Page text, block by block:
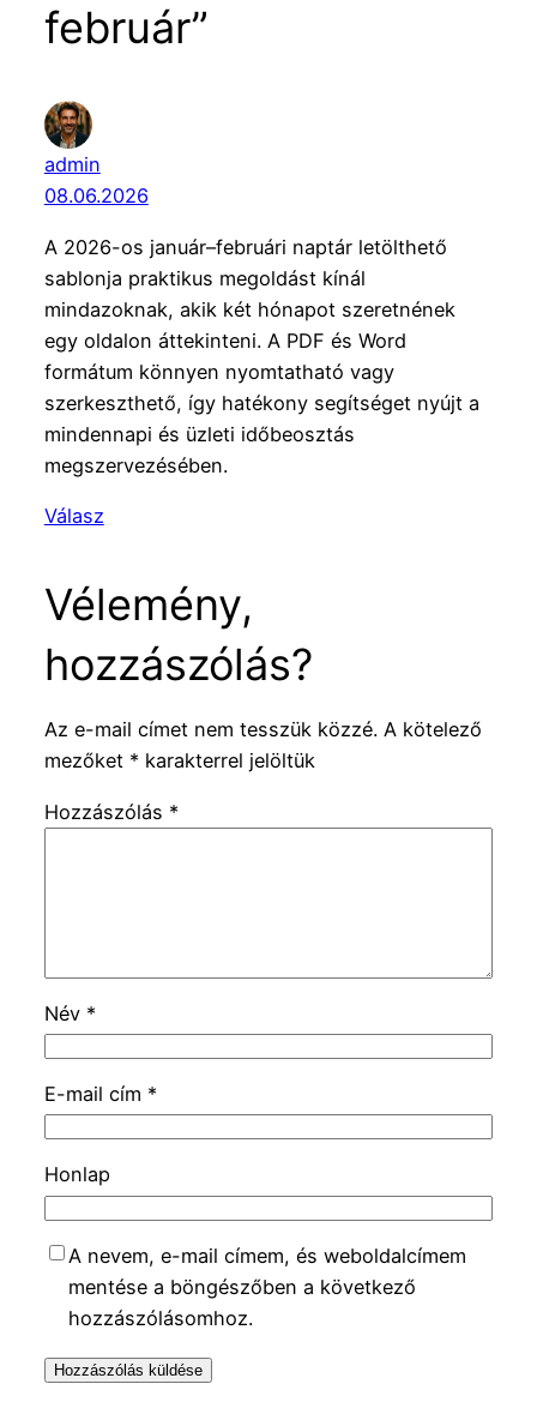
február”
admin
08.06.2026
A 2026-os január–februári naptár letölthető
sablonja praktikus megoldást kínál
mindazoknak, akik két hónapot szeretnének
egy oldalon áttekinteni. A PDF és Word
formátum könnyen nyomtatható vagy
szerkeszthető, így hatékony segítséget nyújt a
mindennapi és üzleti időbeosztás
megszervezésében.
Válasz
Vélemény,
hozzászólás?
Az e-mail címet nem tesszük közzé. A kötelező
mezőket * karakterrel jelöltük
Hozzászólás *
Név *
E-mail cím *
Honlap
A nevem, e-mail címem, és weboldalcímem
mentése a böngészőben a következő
hozzászólásomhoz.